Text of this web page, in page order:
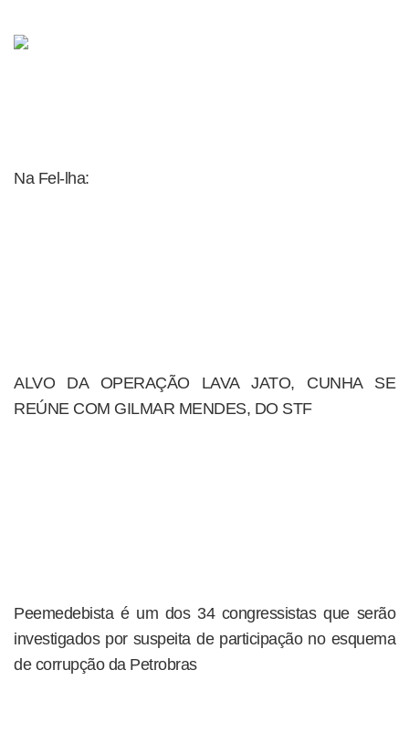
Na Fel-lha:
ALVO DA OPERAÇÃO LAVA JATO, CUNHA SE
REÚNE COM GILMAR MENDES, DO STF
Peemedebista é um dos 34 congressistas que serão
investigados por suspeita de participação no esquema
de corrupção da Petrobras